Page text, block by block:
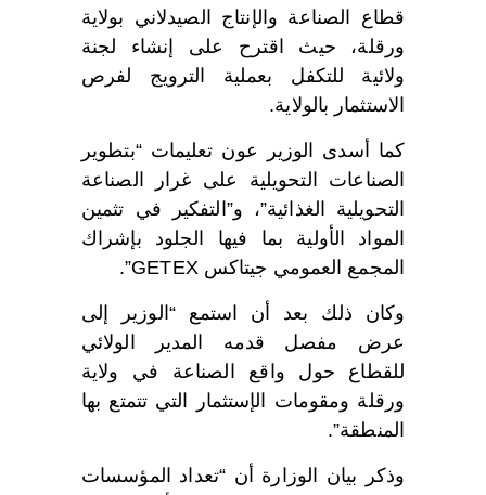
قطاع الصناعة والإنتاج الصيدلاني بولاية
ورقلة، حيث اقترح على إنشاء لجنة
ولائية للتكفل بعملية الترويج لفرص
الاستثمار بالولاية.
كما أسدى الوزير عون تعليمات “بتطوير
الصناعات التحويلية على غرار الصناعة
التحويلية الغذائية”، و”التفكير في تثمين
المواد الأولية بما فيها الجلود بإشراك
المجمع العمومي جيتاكس GETEX”.
وكان ذلك بعد أن استمع “الوزير إلى
عرض مفصل قدمه المدير الولائي
للقطاع حول واقع الصناعة في ولاية
ورقلة ومقومات الإستثمار التي تتمتع بها
المنطقة”.
وذكر بيان الوزارة أن “تعداد المؤسسات